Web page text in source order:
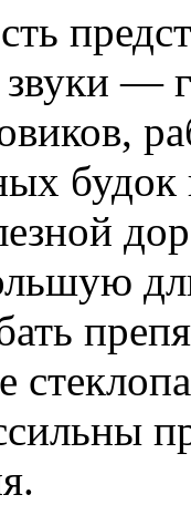
звуки —
будок